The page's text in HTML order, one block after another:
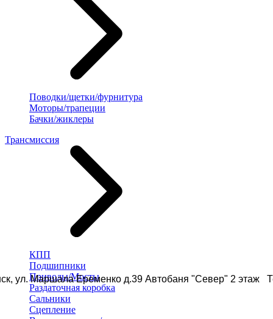
ул. Маршала Еременко д.39 Автобаня "Север" 2 этаж
Поводки/щетки/фурнитура
Моторы/трапеции
Бачки/жиклеры
Трансмиссия
КПП
Подшипники
Приводы/Мосты
Раздаточная коробка
Сальники
Сцепление